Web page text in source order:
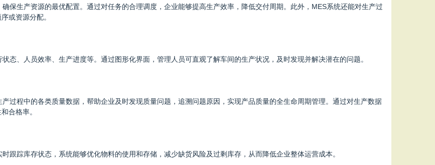
保生产资源的最优配置。通过对任务的合理调度，企业能够提高生产效率，降低交付周期。此外，MES系统还能对生产过
或资源分配。
态、人员效率、生产进度等。通过图形化界面，管理人员可直观了解车间的生产状况，及时发现并解决潜在的问题。
过程中的各类质量数据，帮助企业及时发现质量问题，追溯问题原因，实现产品质量的全生命周期管理。通过对生产数据
合格率。
跟踪库存状态，系统能够优化物料的使用和存储，减少缺货风险及过剩库存，从而降低企业整体运营成本。